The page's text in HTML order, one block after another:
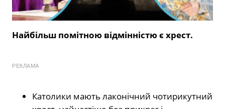
Найбільш помітною відмінністю є хрест.
РЕКЛАМА
Католики мають лаконічний чотирикутний